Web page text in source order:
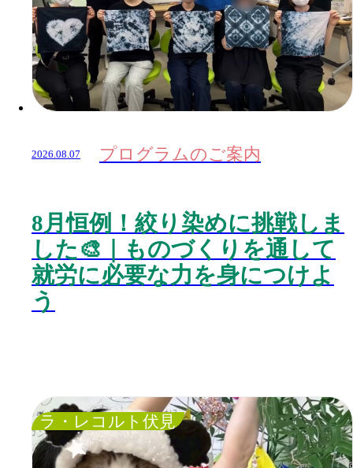
2026.08.07 プログラムのご案内
8月恒例！絞り染めに挑戦しま
した🎨｜ものづくりを通して
就労に必要な力を身につけよ
う
ラ・レコルト伏見